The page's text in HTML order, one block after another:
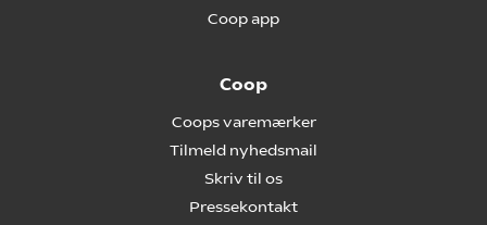
Coop app
Coop
Coops varemærker
Tilmeld nyhedsmail
Skriv til os
Pressekontakt